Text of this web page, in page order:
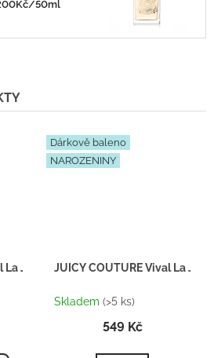
50ml
La Juicy - Inspirace F028 - tester 2ml
Dárkově baleno
NAROZENINY
JUICY COUTURE Vival La
Skladem (>5 ks)
549 Kč